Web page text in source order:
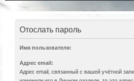
Отослать пароль
Имя пользователя:
Адрес email:
Адрес email, связанный с вашей учётной